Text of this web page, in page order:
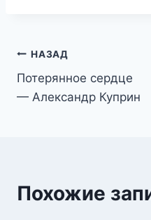
Навигация
по
НАЗАД
Потерянное сердце
— Александр Куприн
Похожие